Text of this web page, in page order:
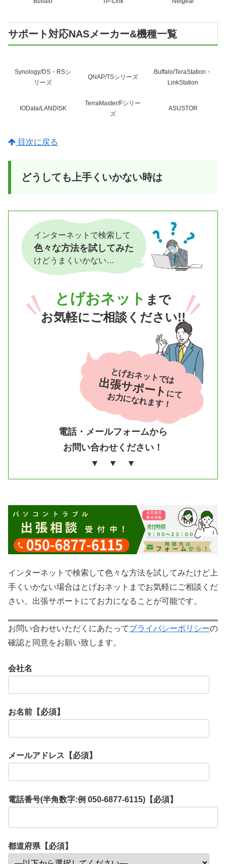
サポート対応NASメーカー&機種一覧
Synology/DS・RSシ
リーズ
QNAP/TSシリーズ
Buffalo/TeraStation・
LinkStation
IOData/LANDISK
TerraMaster/Fシリー
ズ
ASUSTOR
目次に戻る
どうしても上手くいかない時は
インターネットで検索して
色々な方法を試してみた
けどうまくいかない…
とげおネット まで
お気軽にご相談ください!!
電話・メールフォームから
お問い合わせください！
▼ ▼ ▼
とげおネットでは
出張サポートにて
お力になれます！
インターネットで検索して色々な方法を試してみたけど上
手くいかない場合はとげおネットまでお気軽にご相談くだ
さい。出張サポートにてお力になることが可能です。
お問い合わせいただくにあたってプライバシーポリシーの
確認と同意をお願い致します。
会社名
お名前【必須】
メールアドレス【必須】
電話番号(半角数字:例 050-6877-6115)【必須】
都道府県【必須】